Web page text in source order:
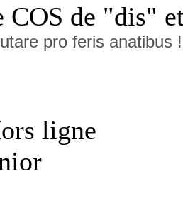
COS de "dis"
pro feris anatibus